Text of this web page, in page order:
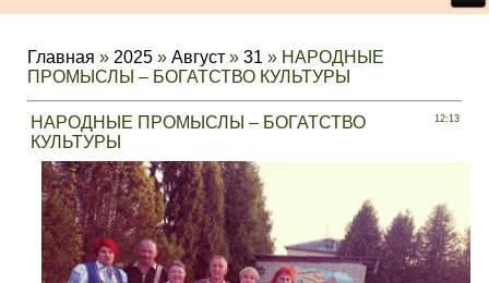
Главная » 2025 » Август » 31 » НАРОДНЫЕ
ПРОМЫСЛЫ – БОГАТСТВО КУЛЬТУРЫ
12:13
НАРОДНЫЕ ПРОМЫСЛЫ – БОГАТСТВО
КУЛЬТУРЫ